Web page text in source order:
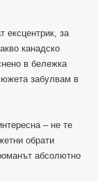
ексцентрик, за
канадско
в бележка
забулвам в
– не те
обрати
абсолютно